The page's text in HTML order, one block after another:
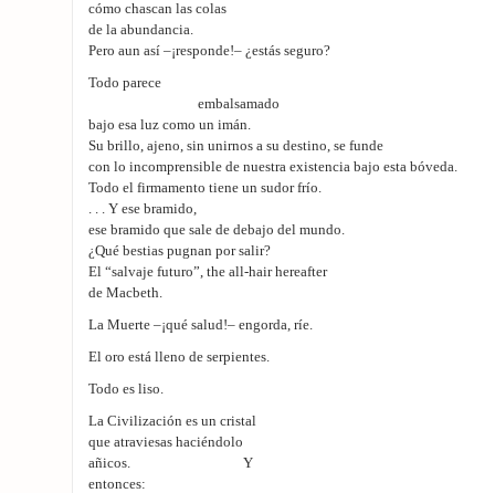
cómo chascan las colas
de la abundancia.
Pero aun así –¡responde!– ¿estás seguro?
Todo parece
embalsamado
bajo esa luz como un imán.
Su brillo, ajeno, sin unirnos a su destino, se funde
con lo incomprensible de nuestra existencia bajo esta bóveda.
Todo el firmamento tiene un sudor frío.
. . . Y ese bramido,
ese bramido que sale de debajo del mundo.
¿Qué bestias pugnan por salir?
El “salvaje futuro”, the all-hair hereafter
de Macbeth.
La Muerte –¡qué salud!– engorda, ríe.
El oro está lleno de serpientes.
Todo es liso.
La Civilización es un cristal
que atraviesas haciéndolo
añicos. Y
entonces: